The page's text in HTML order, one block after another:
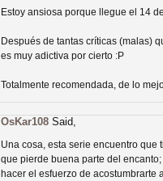
Las series de 10
extinción
Recomendación de la semana
Estoy ansiosa porque llegue el 14
Después de tantas críticas (malas)
es muy adictiva por cierto :P
Totalmente recomendada, de lo
OsKar108 Said,
Una cosa, esta serie encuentro que
que pierde buena parte del
hacer el esfuerzo de acostumbrarte